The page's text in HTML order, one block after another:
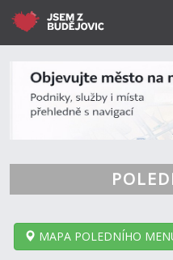
MAPA POLEDNÍHO